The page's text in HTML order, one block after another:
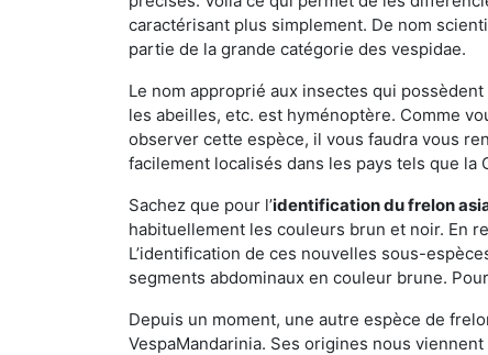
caractérisant plus simplement. De nom
partie de la grande catégorie des vespidae.
Le nom approprié aux insectes qui
les abeilles, etc. est hyménoptère. Comme
observer cette espèce, il vous faudra vous
facilement localisés dans les pays tels que la
Sachez que pour l’identification du frelon
habituellement les couleurs brun et noir. En
L’identification de ces nouvelles sous-
segments abdominaux en couleur brune.
Depuis un moment, une autre espèce de
VespaMandarinia. Ses origines nous